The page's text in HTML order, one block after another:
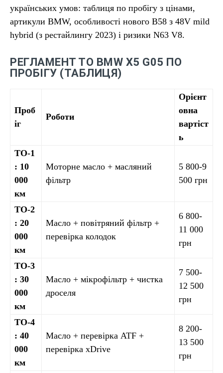
українських умов: таблиця по пробігу з цінами,
артикули BMW, особливості нового B58 з 48V mild
hybrid (з рестайлингу 2023) і ризики N63 V8.
РЕГЛАМЕНТ ТО BMW X5 G05 ПО
ПРОБІГУ (ТАБЛИЦЯ)
Проб
іг
Роботи
Орієнт
овна
вартіст
ь
ТО-1
: 10
000
км
Моторне масло + масляний
фільтр
5 800-9
500 грн
ТО-2
: 20
000
км
Масло + повітряний фільтр +
перевірка колодок
6 800-
11 000
грн
ТО-3
: 30
000
км
Масло + мікрофільтр + чистка
дроселя
7 500-
12 500
грн
ТО-4
: 40
000
км
Масло + перевірка ATF +
перевірка xDrive
8 200-
13 500
грн